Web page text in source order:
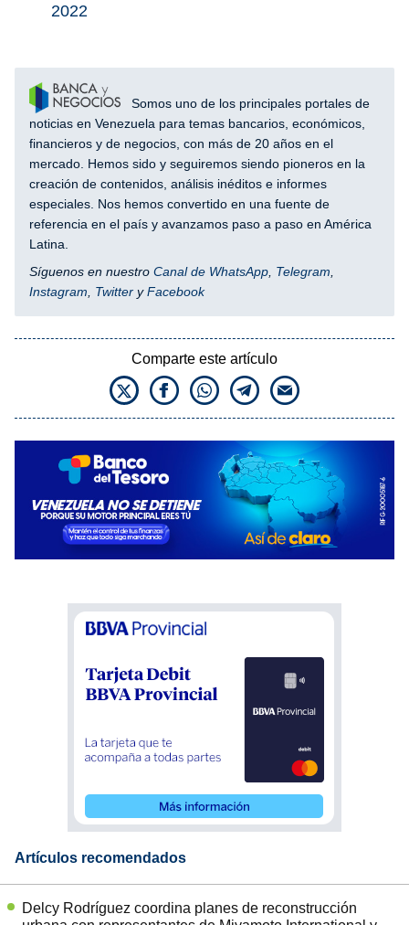
2022
Somos uno de los principales portales de
noticias en Venezuela para temas bancarios, económicos,
financieros y de negocios, con más de 20 años en el
mercado. Hemos sido y seguiremos siendo pioneros en la
creación de contenidos, análisis inéditos e informes
especiales. Nos hemos convertido en una fuente de
referencia en el país y avanzamos paso a paso en América
Latina.
Síguenos en nuestro Canal de WhatsApp Telegram
Instagram
Twitter yFacebook
Comparte este artículo
Artículos recomendados
Delcy Rodríguez coordina planes de reconstrucción